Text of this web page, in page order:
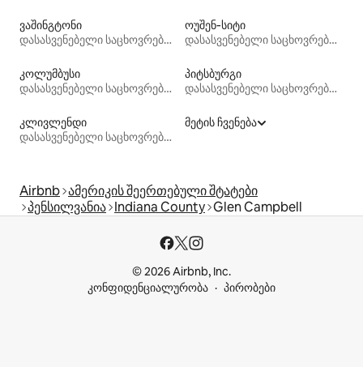
ვაშინგტონი
დასასვენებელი საცხოვრებლები
ოუშენ‑სიტი
დასასვენებელი საცხოვრებლები
კოლუმბუსი
დასასვენებელი საცხოვრებლები
პიტსბურგი
დასასვენებელი საცხოვრებლები
კლივლენდი
დასასვენებელი საცხოვრებლები
მეტის ჩვენება
Airbnb ამერიკის შეერთებული შტატები
პენსილვანია Indiana County Glen Campbell
© 2026 Airbnb, Inc.
კონფიდენციალურობა
პირობები